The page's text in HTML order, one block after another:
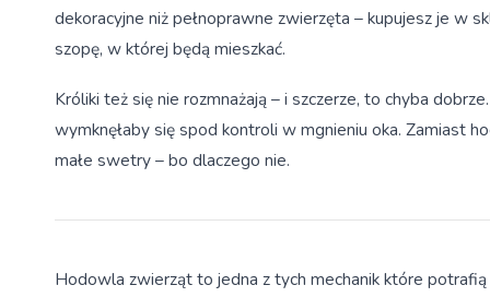
dekoracyjne niż pełnoprawne zwierzęta – kupujesz je w
szopę, w której będą mieszkać.
Króliki też się nie rozmnażają – i szczerze, to chyba
wymknęłaby się spod kontroli w mgnieniu oka. Zamiast
małe swetry – bo dlaczego nie.
Hodowla zwierząt to jedna z tych mechanik które